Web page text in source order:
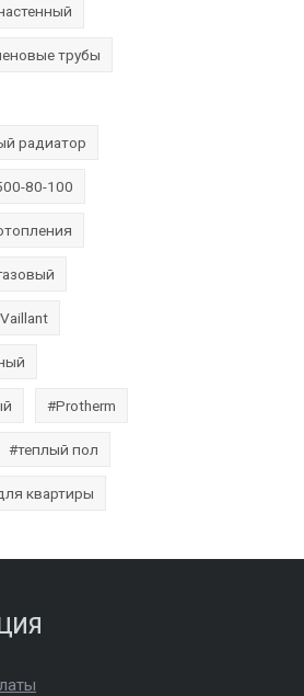
трубы
радиатор
80-100
#Protherm
#теплый пол
квартиры